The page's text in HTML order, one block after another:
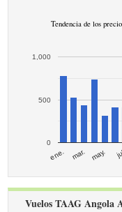
Tendencia de los
ene. mar. may.
0
500
1,000
Vuelos TAAG Angola